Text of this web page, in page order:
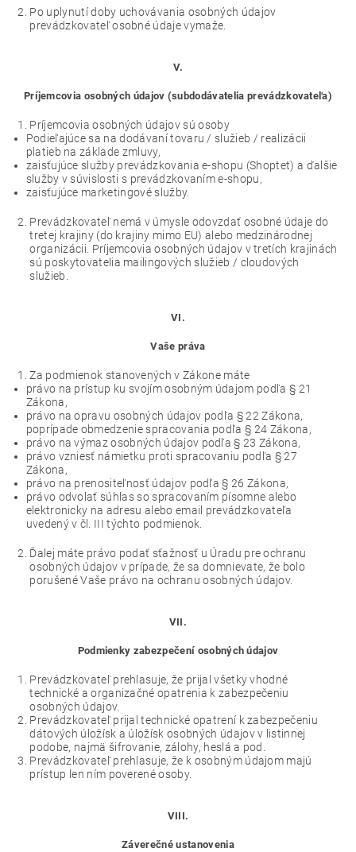
Po uplynutí doby uchovávania osobných údajov
prevádzkovateľ osobné údaje vymaže.
V.
Príjemcovia osobných údajov (subdodávatelia prevádzkovateľa)
Príjemcovia osobných údajov sú osoby
Podieľajúce sa na dodávaní tovaru / služieb / realizácii
platieb na základe zmluvy,
zaisťujúce služby prevádzkovania e-shopu (Shoptet) a ďalšie
služby v súvislosti s prevádzkovaním e-shopu,
zaisťujúce marketingové služby.
Prevádzkovateľ nemá v úmysle odovzdať osobné údaje do
tretej krajiny (do krajiny mimo EU) alebo medzinárodnej
organizácii. Príjemcovia osobných údajov v tretích krajinách
sú poskytovatelia mailingových služieb / cloudových
služieb.
VI.
Vaše práva
Za podmienok stanovených v Zákone máte
právo na prístup ku svojím osobným údajom podľa § 21
Zákona,
právo na opravu osobných údajov podľa § 22 Zákona,
poprípade obmedzenie spracovania podľa § 24 Zákona,
právo na výmaz osobných údajov podľa § 23 Zákona,
právo vzniesť námietku proti spracovaniu podľa § 27
Zákona,
právo na prenositeľnosť údajov podľa § 26 Zákona,
právo odvolať súhlas so spracovaním písomne alebo
elektronicky na adresu alebo email prevádzkovateľa
uvedený v čl. III týchto podmienok.
Ďalej máte právo podať sťažnosť u Úradu pre ochranu
osobných údajov v prípade, že sa domnievate, že bolo
porušené Vaše právo na ochranu osobných údajov.
VII.
Podmienky zabezpečení osobných údajov
Prevádzkovateľ prehlasuje, že prijal všetky vhodné
technické a organizačné opatrenia k zabezpečeniu
osobných údajov.
Prevádzkovateľ prijal technické opatrení k zabezpečeniu
dátových úložísk a úložísk osobných údajov v listinnej
podobe, najmä šifrovanie, zálohy, heslá a pod.
Prevádzkovateľ prehlasuje, že k osobným údajom majú
prístup len ním poverené osoby.
VIII.
Záverečné ustanovenia